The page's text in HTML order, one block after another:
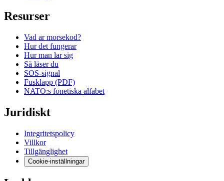
Resurser
Vad ar morsekod?
Hur det fungerar
Hur man lar sig
Så läser du
SOS-signal
Fusklapp (PDF)
NATO:s fonetiska alfabet
Juridiskt
Integritetspolicy
Villkor
Tillgänglighet
Cookie-inställningar